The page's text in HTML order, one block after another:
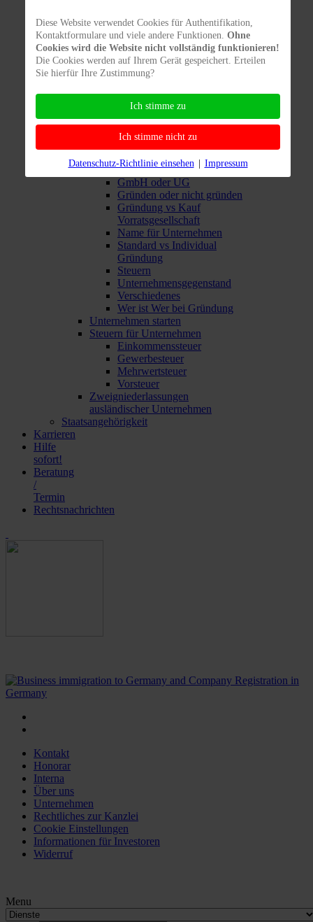
Visa
Wirtschaftsimmigration
Niederlassungserlaubnis
Private Rechtsaspekte
Rechtliches für Unternehmen
Gesellschaftsgründung
Ausländer in der Gesellschaft
Betriebsgenehmigung
Falsche Rechnungen
Ferngründung
Geschäftsführer
Gesellschafter
GmbH oder UG
Gründen oder nicht gründen
Gründung vs Kauf
Vorratsgesellschaft
Name für Unternehmen
Standard vs Individual
Gründung
Steuern
Unternehmensgegenstand
Verschiedenes
Wer ist Wer bei Gründung
Unternehmen starten
Steuern für Unternehmen
Einkommenssteuer
Gewerbesteuer
Mehrwertsteuer
Vorsteuer
Zweigniederlassungen
ausländischer Unternehmen
Staatsangehörigkeit
Karrieren
Hilfe
sofort!
Beratung
/
Termin
Rechtsnachrichten
Kontakt
Honorar
Interna
Über uns
Unternehmen
Rechtliches zur Kanzlei
Cookie Einstellungen
Informationen für Investoren
Widerruf
Menu
Diese Website verwendet Cookies für Authentifikation,
Kontaktformulare und viele andere Funktionen. Ohne
Cookies wird die Website nicht vollständig funktionieren!
Die Cookies werden auf Ihrem Gerät gespeichert. Erteilen
Sie hierfür Ihre Zustimmung?
Ich stimme zu
Ich stimme nicht zu
Datenschutz-Richtlinie einsehen Impressum